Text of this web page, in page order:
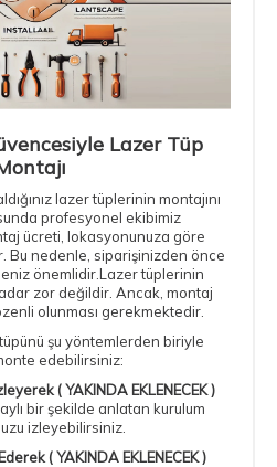
Lazer Tüp
lazer tüplerinin montajını
profesyonel ekibimiz
ücreti, lokasyonunuza göre
Bu nedenle, siparişinizden önce
önemlidir.Lazer tüplerinin
zor değildir. Ancak, montaj
olunması gerekmektedir.
tüpünü şu yöntemlerden biriyle
edebilirsiniz:
( YAKINDA EKLENECEK )
bir şekilde anlatan kurulum
izleyebilirsiniz.
( YAKINDA EKLENECEK )